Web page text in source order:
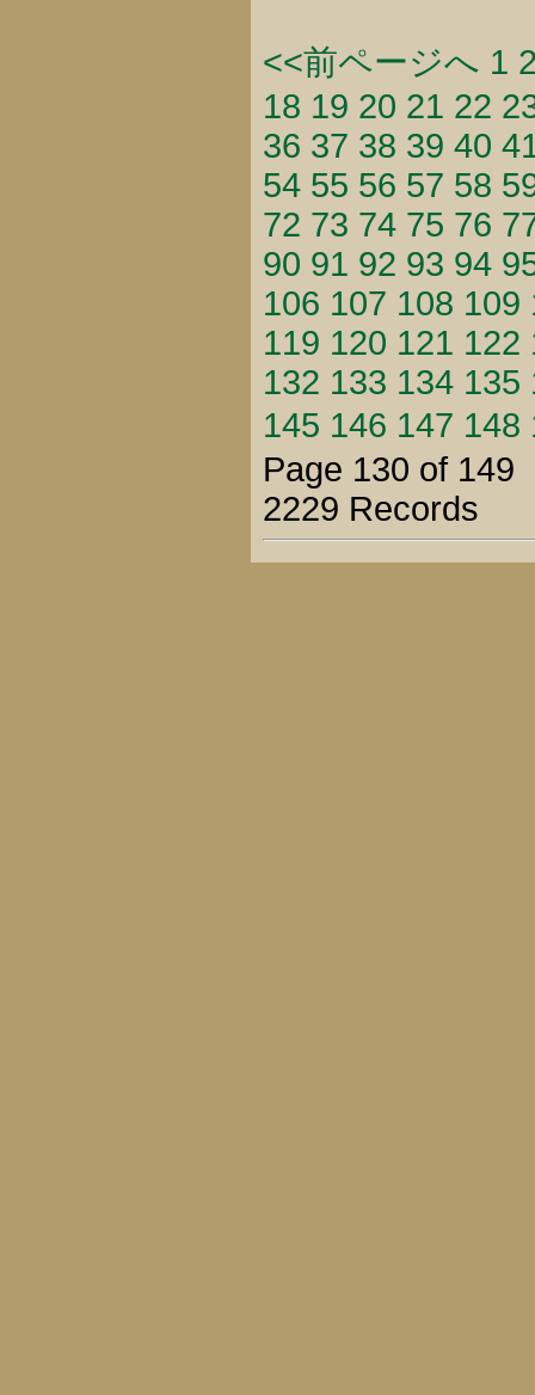
<<前ページへ 1
18 19 20 21 22
36 37 38 39 40
54 55 56 57 58
72 73 74 75 76
90 91 92 93 94
106 107 108 109
119 120 121 122
132 133 134 135
145 146 147 148
Page 130 of 149
2229 Records